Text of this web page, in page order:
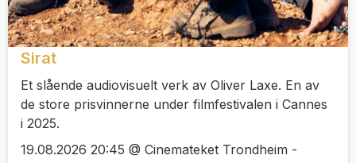
Sirat
Et slående audiovisuelt verk av Oliver Laxe. En av
de store prisvinnerne under filmfestivalen i Cannes
i 2025.
19.08.2026 20:45 @ Cinemateket Trondheim -